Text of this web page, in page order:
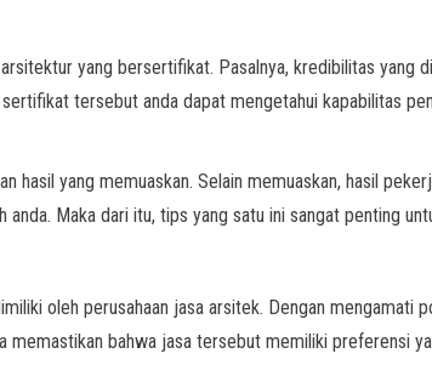
yang bersertifikat. Pasalnya, kredibilitas yang
tersebut anda dapat mengetahui kapabilitas
hasil yang memuaskan. Selain memuaskan, hasil
Maka dari itu, tips yang satu ini sangat penting
oleh perusahaan jasa arsitek. Dengan mengamati
bahwa jasa tersebut memiliki preferensi